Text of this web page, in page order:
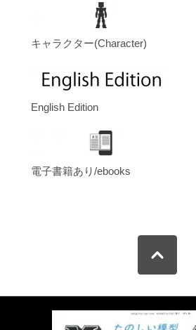
キャラクター(Character)
English Edition
電子書籍あり/ebooks